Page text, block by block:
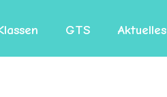
GTS Aktuelles